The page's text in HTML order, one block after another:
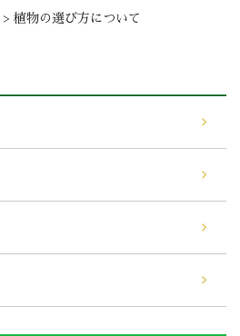
> 植物の選び方について